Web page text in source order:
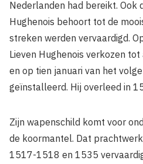
Nederlanden had bereikt. Ook
Hughenois behoort tot de
streken werden vervaardigd.
Lieven Hughenois verkozen
en op tien januari van het
geïnstalleerd. Hij overleed in
Zijn wapenschild komt voor
de koormantel. Dat
1517-1518 en 1535